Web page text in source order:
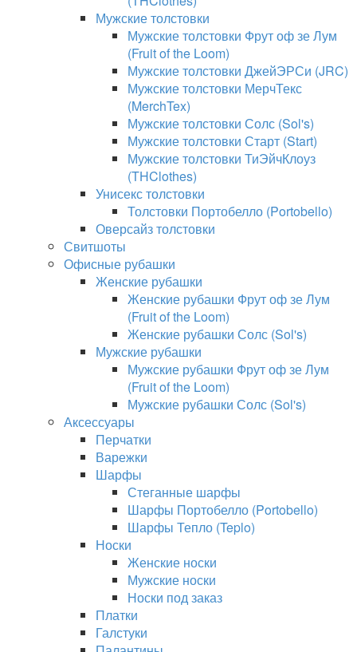
Мужские толстовки
Мужские толстовки Фрут оф зе Лум
(Fruit of the Loom)
Мужские толстовки ДжейЭРСи (JRC)
Мужские толстовки МерчТекс
(MerchTex)
Мужские толстовки Солс (Sol's)
Мужские толстовки Старт (Start)
Мужские толстовки ТиЭйчКлоуз
(THClothes)
Унисекс толстовки
Толстовки Портобелло (Portobello)
Оверсайз толстовки
Свитшоты
Офисные рубашки
Женские рубашки
Женские рубашки Фрут оф зе Лум
(Fruit of the Loom)
Женские рубашки Солс (Sol's)
Мужские рубашки
Мужские рубашки Фрут оф зе Лум
(Fruit of the Loom)
Мужские рубашки Солс (Sol's)
Аксессуары
Перчатки
Варежки
Шарфы
Стеганные шарфы
Шарфы Портобелло (Portobello)
Шарфы Тепло (Teplo)
Носки
Женские носки
Мужские носки
Носки под заказ
Платки
Галстуки